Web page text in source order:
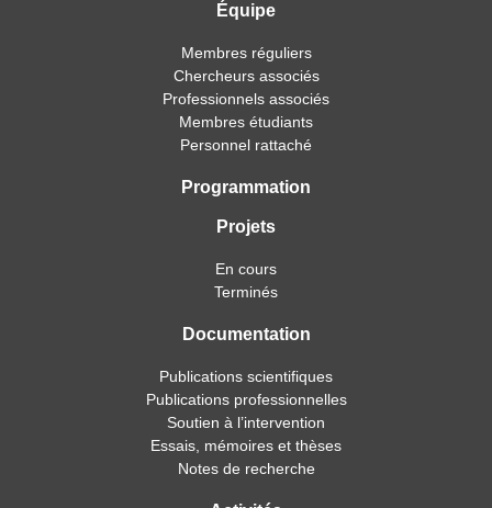
Équipe
Membres réguliers
Chercheurs associés
Professionnels associés
Membres étudiants
Personnel rattaché
Programmation
Projets
En cours
Terminés
Documentation
Publications scientifiques
Publications professionnelles
Soutien à l’intervention
Essais, mémoires et thèses
Notes de recherche